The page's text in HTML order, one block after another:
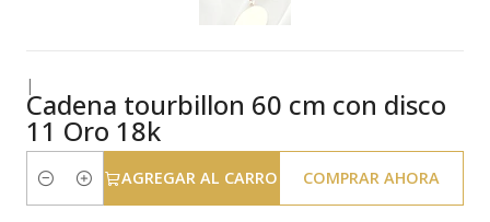
|
Cadena tourbillon 60 cm con disco
11 Oro 18k
Cantidad
AGREGAR AL CARRO COMPRAR AHORA